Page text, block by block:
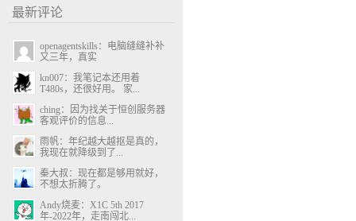
最新评论
openagentskills：电脑缝缝补补
又三年，真实
kn007：我笔记本还用着
T480s，还很好用。 家...
ching：因为找关于恒创服务器
客观评价的信息...
雨帆：年纪越大越抠是真的，
我现在就降级到了...
秦大叔：现在都是够用就好，
不想太折腾了。
Andy烧麦：X1C 5th 2017
年-2022年，走南闯北...